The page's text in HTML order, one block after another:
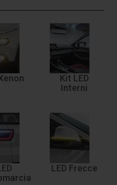
Kit LED
Interni
LED Frecce